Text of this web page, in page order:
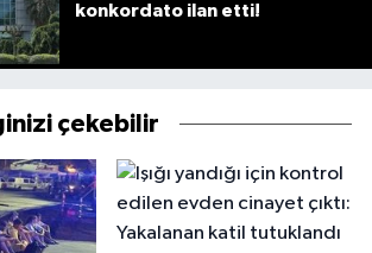
konkordato ilan etti!
çekebilir